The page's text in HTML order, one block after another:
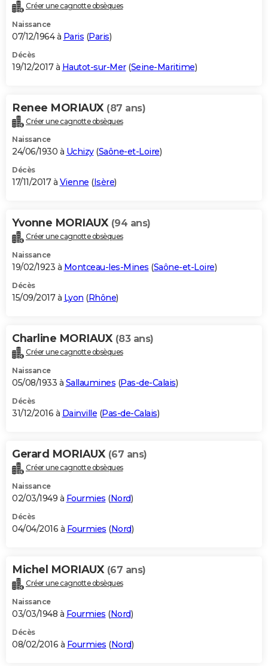
Créer une cagnotte obsèques
Naissance
07/12/1964 à Paris (Paris)
Décès
19/12/2017 à Hautot-sur-Mer(Seine-Maritime)
Renee MORIAUX (87 ans)
Créer une cagnotte obsèques
Naissance
24/06/1930 à Uchizy(Saône-et-Loire)
Décès
17/11/2017 à Vienne (Isère)
Yvonne MORIAUX (94 ans)
Créer une cagnotte obsèques
Naissance
19/02/1923 à Montceau-les-Mines (Saône-et-Loire)
Décès
15/09/2017 à Lyon (Rhône)
Charline MORIAUX (83 ans)
Créer une cagnotte obsèques
Naissance
05/08/1933 à Sallaumines (Pas-de-Calais)
Décès
31/12/2016 à Dainville (Pas-de-Calais)
Gerard MORIAUX (67 ans)
Créer une cagnotte obsèques
Naissance
02/03/1949 à Fourmies (Nord)
Décès
04/04/2016 à Fourmies (Nord)
Michel MORIAUX (67 ans)
Créer une cagnotte obsèques
Naissance
03/03/1948 à Fourmies (Nord)
Décès
08/02/2016 à Fourmies (Nord)